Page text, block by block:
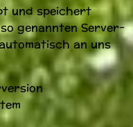
und speichert
genannten Server-
an uns